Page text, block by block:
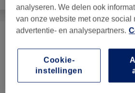
(14)
analyseren. We delen ook
van onze website met onze social
advertentie- en analysepartners.
Cookie-
instellingen